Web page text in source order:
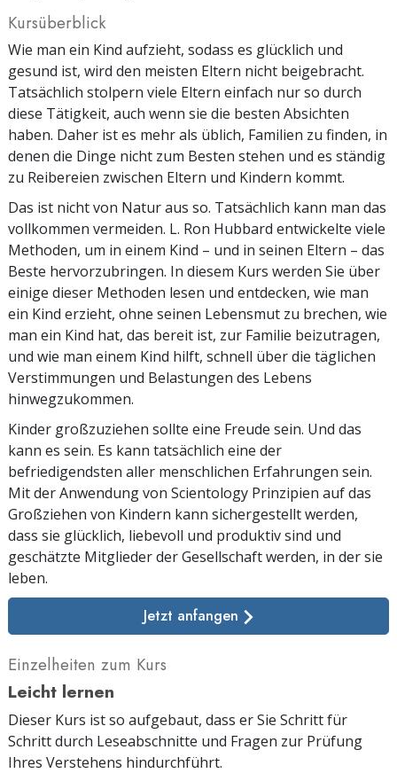
Kursüberblick
Wie man ein Kind aufzieht, sodass es glücklich und
gesund ist, wird den meisten Eltern nicht beigebracht.
Tatsächlich stolpern viele Eltern einfach nur so durch
diese Tätigkeit, auch wenn sie die besten Absichten
haben. Daher ist es mehr als üblich, Familien zu finden, in
denen die Dinge nicht zum Besten stehen und es ständig
zu Reibereien zwischen Eltern und Kindern kommt.
Das ist nicht von Natur aus so. Tatsächlich kann man das
vollkommen vermeiden. L. Ron Hubbard entwickelte viele
Methoden, um in einem Kind – und in seinen Eltern – das
Beste hervorzubringen. In diesem Kurs werden Sie über
einige dieser Methoden lesen und entdecken, wie man
ein Kind erzieht, ohne seinen Lebensmut zu brechen, wie
man ein Kind hat, das bereit ist, zur Familie beizutragen,
und wie man einem Kind hilft, schnell über die täglichen
Verstimmungen und Belastungen des Lebens
hinwegzukommen.
Kinder großzuziehen sollte eine Freude sein. Und das
kann es sein. Es kann tatsächlich eine der
befriedigendsten aller menschlichen Erfahrungen sein.
Mit der Anwendung von Scientology Prinzipien auf das
Großziehen von Kindern kann sichergestellt werden,
dass sie glücklich, liebevoll und produktiv sind und
geschätzte Mitglieder der Gesellschaft werden, in der sie
leben.
Jetzt anfangen
Einzelheiten zum Kurs
Leicht lernen
Dieser Kurs ist so aufgebaut, dass er Sie Schritt für
Schritt durch Leseabschnitte und Fragen zur Prüfung
Ihres Verstehens hindurchführt.